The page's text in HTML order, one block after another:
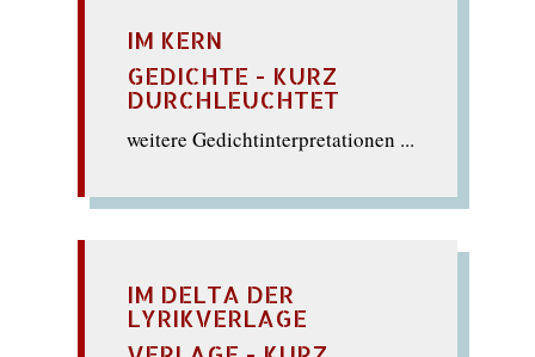
IM KERN
GEDICHTE - KURZ
DURCHLEUCHTET
weitere Gedichtinterpretationen ...
IM DELTA DER
LYRIKVERLAGE